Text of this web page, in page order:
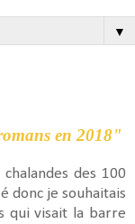
▼
en 2018"
des 100
donc je souhaitais
qui visait la barre